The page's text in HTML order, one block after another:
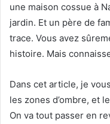
une maison cossue à
jardin. Et un père de
trace. Vous avez
histoire. Mais
Dans cet article, je
les zones d’ombre, et
On va tout passer en